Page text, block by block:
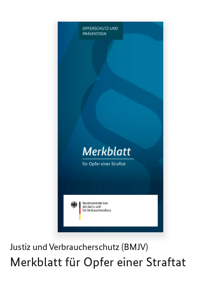
Justiz und Verbraucherschutz (BMJV)
Merkblatt für Opfer einer Straftat